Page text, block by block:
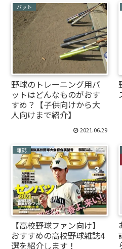
バット
野球のトレーニング用バ
ットはどんなものがおす
すめ？【子供向けから大
人向けまで紹介】
2021.06.29
雑誌
【高校野球ファン向け】
おすすめの高校野球雑誌4
選を紹介します！